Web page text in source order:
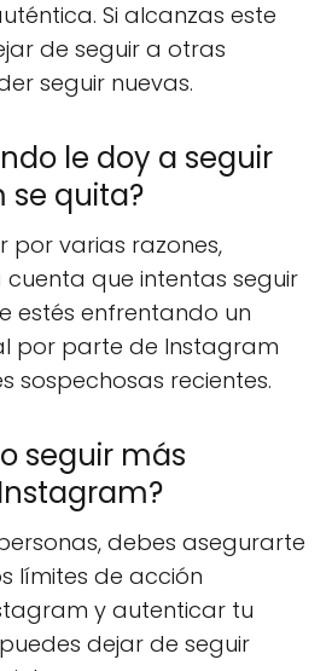
Si alcanzas este
de seguir a otras
seguir nuevas.
le doy a seguir
se quita?
por varias razones,
que intentas seguir
estés enfrentando un
por parte de Instagram
sospechosas recientes.
seguir más
debes asegurarte
límites de acción
y autenticar tu
dejar de seguir